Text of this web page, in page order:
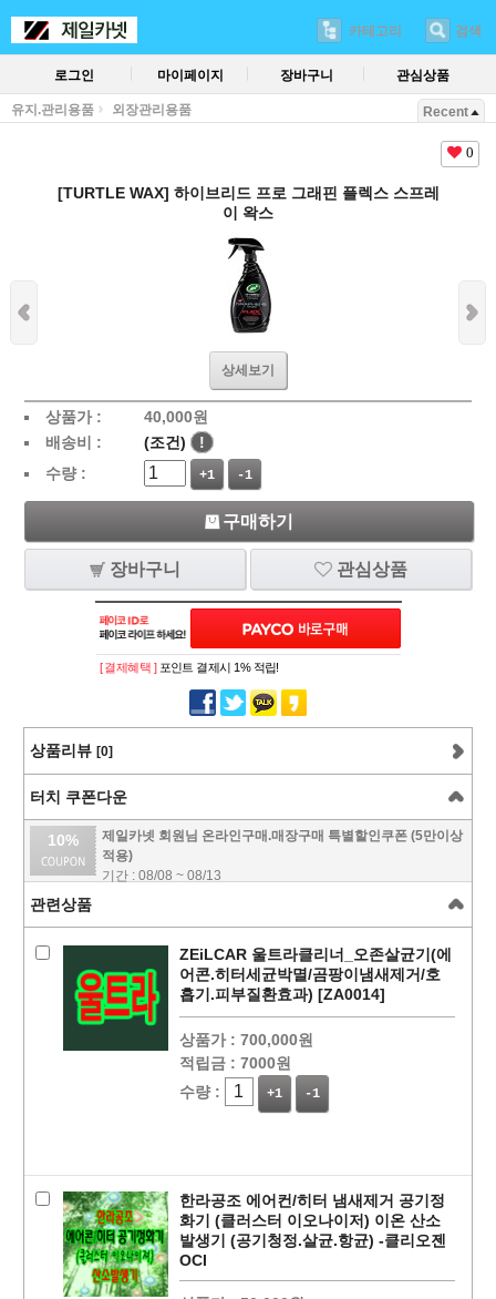
카테고리 검색
로그인 마이페이지 장바구니 관심상품
유지.관리용품 외장관리용품 Recent
0
[TURTLE WAX] 하이브리드 프로 그래핀 플렉스 스프레
이 왁스
상세보기
상품가 : 40,000원
배송비 :
(조건)
!
수량 :
+1 -1
구매하기
장바구니 관심상품
PAYCO 바로
[ 결제혜택 ] 포인트 결제시 1% 적립!
상품리뷰 [0]
터치 쿠폰다운
10%
제일카넷 회원님 온라인구매.매장구매 특별할인쿠폰 (5만이상
적용)
기간 : 08/08 ~ 08/13
관련상품
ZEiLCAR 울트라클리너_오존살균기(에
어콘.히터세균박멸/곰팡이냄새제거/호
흡기.피부질환효과) [ZA0014]
상품가 : 700,000원
적립금 : 7000원
수량 :
+1 -1
한라공조 에어컨/히터 냄새제거 공기정
화기 (클러스터 이오나이저) 이온 산소
발생기 (공기청정.살균.항균) -클리오젠
OCI